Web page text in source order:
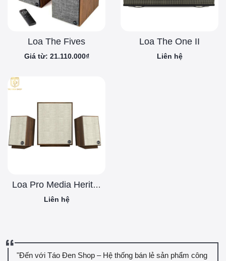
Loa The Fives
Giá từ: 21.110.000₫
Loa The One II
Liên hệ
Loa Pro Media Heritage 2.1
Liên hệ
"Đến với Táo Đen Shop – Hệ thống bán lẻ sản phẩm công